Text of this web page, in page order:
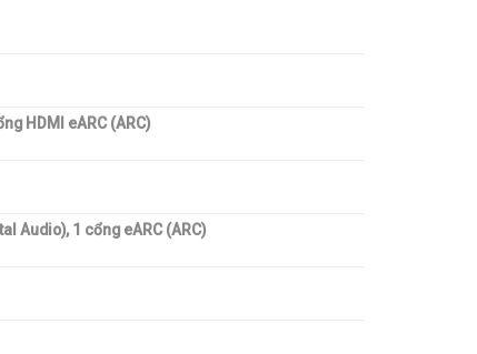
HDMI eARC (ARC)
Audio), 1 cổng eARC (ARC)